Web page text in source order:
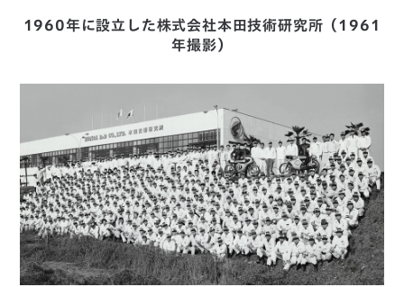
1960年に設立した株式会社本田技術研究所（1961
年撮影）